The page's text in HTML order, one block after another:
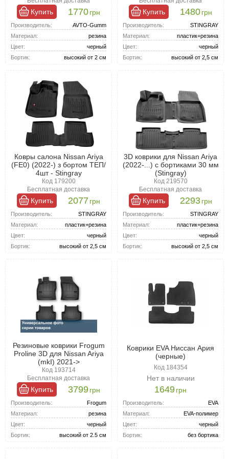
посадку, надёжность и простоту монтажа.
Универсальные коврики подходят для различных моделей,
однако могут потребовать подгонки.
Для Ниссан Ариа лучше всего подходят модельные коврики, так
как они гарантируют максимальную эффективность и
эстетичный вид.
Купить 1770грн
Производитель:
AVTO-Gumm
Материал:
резина
Цвет:
черный
Бортик:
высокий от 2 см
Купить 1480грн
Производитель:
STINGRAY
Материал:
пластик+резина
Цвет:
черный
Бортик:
высокий от 2,5 см
Ковры салона Nissan Ariya
(FE0) (2022-) з бортом ТЕП/
4шт - Stingray
Код 179200
Бесплатная доставка
Купить 2077грн
Производитель:
STINGRAY
Материал:
пластик+резина
Цвет:
черный
Бортик:
высокий от 2,5 см
3D коврики для Nissan Ariya
(2022-...) с бортиками 30 мм
(Stingray)
Код 219570
Бесплатная доставка
Купить 2293грн
Производитель:
STINGRAY
Материал:
пластик+резина
Цвет:
черный
Бортик:
высокий от 2,5 см
Резиновые коврики Frogum
Proline 3D для Nissan Ariya
(mkI) 2021->
Код 193714
Бесплатная доставка
Купить 3799грн
Производитель:
Frogum
Материал:
резина
Цвет:
черный
Бортик:
высокий от 2.5 см
Коврики EVA Ниссан Ария
(черные)
Код 184354
Нет в наличии
1649грн
Производитель:
EVA
Материал:
EVA-полимер
Цвет:
черный
Бортик:
без бортика